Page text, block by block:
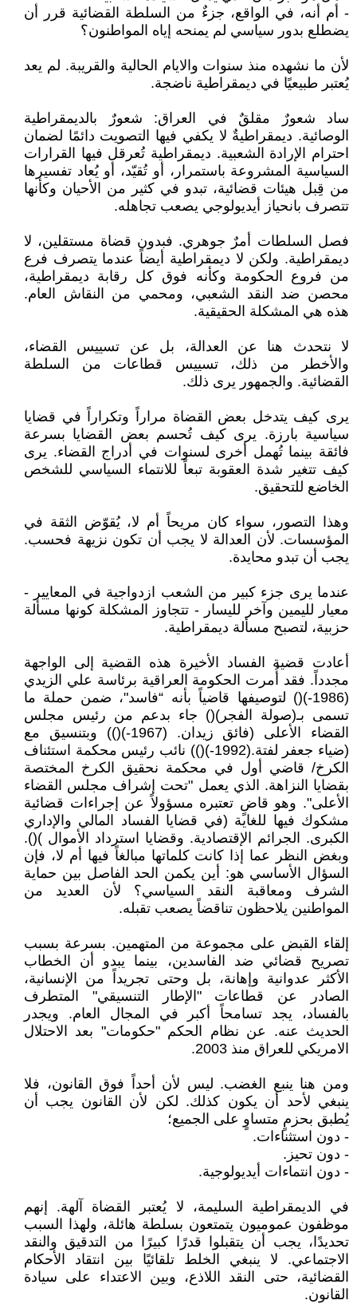
- أم أنه، في الواقع، جزءٌ من السلطة القضائية قرر أن
يضطلع بدور سياسي لم يمنحه إياه المواطنون؟
لأن ما نشهده منذ سنوات والايام الحالية والقريبة. لم يعد
يُعتبر طبيعيًا في ديمقراطية ناضجة.
ساد شعورٌ مقلقٌ في العراق: شعورٌ بالديمقراطية
الوصائية. ديمقراطيةٌ لا يكفي فيها التصويت دائمًا لضمان
احترام الإرادة الشعبية. ديمقراطية تُعرقل فيها القرارات
السياسية المشروعة باستمرار، أو تُقيّد، أو يُعاد تفسيرها
من قِبل هيئات قضائية، تبدو في كثير من الأحيان وكأنها
تتصرف بانحياز أيديولوجي يصعب تجاهله.
فصل السلطات أمرٌ جوهري. فبدون قضاة مستقلين، لا
ديمقراطية. ولكن لا ديمقراطية أيضاً عندما يتصرف فرع
من فروع الحكومة وكأنه فوق كل رقابة ديمقراطية،
محصن ضد النقد الشعبي، ومحمي من النقاش العام.
هذه هي المشكلة الحقيقية.
لا نتحدث هنا عن العدالة، بل عن تسييس القضاء،
والأخطر من ذلك، تسييس قطاعات من السلطة
القضائية. والجمهور يرى ذلك.
يرى كيف يتدخل بعض القضاة مراراً وتكراراً في قضايا
سياسية بارزة. يرى كيف تُحسم بعض القضايا بسرعة
فائقة بينما تُهمل أخرى لسنوات في أدراج القضاء. يرى
كيف تتغير شدة العقوبة تبعاً للانتماء السياسي للشخص
الخاضع للتحقيق.
وهذا التصور، سواء كان مريحاً أم لا، يُقوّض الثقة في
المؤسسات. لأن العدالة لا يجب أن تكون نزيهة فحسب.
يجب أن تبدو محايدة.
عندما يرى جزء كبير من الشعب ازدواجية في المعايير -
معيار لليمين وآخر لليسار - تتجاوز المشكلة كونها مسألة
حزبية، لتصبح مسألة ديمقراطية.
أعادت قضية الفساد الأخيرة هذه القضية إلى الواجهة
مجدداً. فقد أُمرت الحكومة العراقية برئاسة علي الزيدي
(1986-)() لتوصيفها قاضياً بأنه “فاسد"، ضمن حملة ما
تسمى بـ(صولة الفجر)() جاء بدعم من رئيس مجلس
القضاء الأعلى (فائق زيدان. (1967-)()) وبتنسيق مع
(ضياء جعفر لفتة.(1992-)()) نائب رئيس محكمة استئناف
الكرخ/ قاضي أول في محكمة نحقيق الكرخ المختصة
بقضايا النزاهة. الذي يعمل "تحت إشراف مجلس القضاء
الأعلى". وهو قاضٍ تعتبره مسؤولاً عن إجراءات قضائية
مشكوك فيها للغاية (في قضايا الفساد المالي والإداري
الكبرى. الجرائم الإقتصادية. وقضايا استرداد الأموال )().
وبغض النظر عما إذا كانت كلماتها مبالغاً فيها أم لا، فإن
السؤال الأساسي هو: أين يكمن الحد الفاصل بين حماية
الشرف ومعاقبة النقد السياسي؟ لأن العديد من
المواطنين يلاحظون تناقضاً يصعب تقبله.
إلقاء القبض على مجموعة من المتهمين. بسرعة بسبب
تصريح قضائي ضد الفاسدين، بينما يبدو أن الخطاب
الأكثر عدوانية وإهانة، بل وحتى تجريداً من الإنسانية،
الصادر عن قطاعات "الإطار التنسيقي" المتطرف
بالفساد، يجد تسامحاً أكبر في المجال العام. ويجدر
الحديث عنه. عن نظام الحكم "حكومات" بعد الاحتلال
الامريكي للعراق منذ 2003.
ومن هنا ينبع الغضب. ليس لأن أحداً فوق القانون، فلا
ينبغي لأحد أن يكون كذلك. لكن لأن القانون يجب أن
يُطبق بحزمٍ متساوٍ على الجميع؛
- دون استثناءات.
- دون تحيز.
- دون انتماءات أيديولوجية.
في الديمقراطية السليمة، لا يُعتبر القضاة آلهة. إنهم
موظفون عموميون يتمتعون بسلطة هائلة، ولهذا السبب
تحديدًا، يجب أن يتقبلوا قدرًا كبيرًا من التدقيق والنقد
الاجتماعي. لا ينبغي الخلط تلقائيًا بين انتقاد الأحكام
القضائية، حتى النقد اللاذع، وبين الاعتداء على سيادة
القانون.